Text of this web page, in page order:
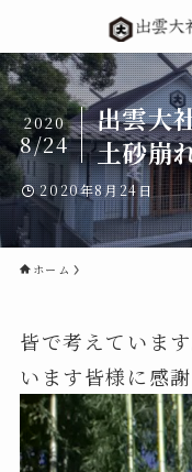
出雲大
土砂崩
2020
8/24
2020年8月24日
ホーム
皆で考えていま
います皆様に感謝